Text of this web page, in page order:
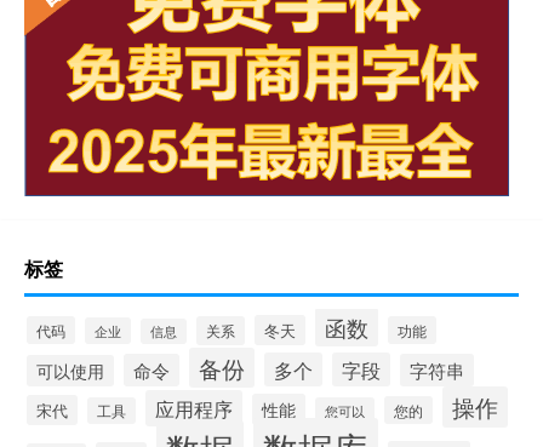
标签
代码 企业 信息 关系 冬天 函数 功能
可以使用 命令 备份 多个 字段 字符串
宋代 工具 应用程序 性能 您可以 您的 操作